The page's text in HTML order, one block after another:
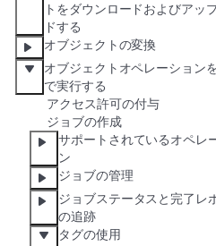
トをダウンロードおよびアッ
ドする
オブジェクトの変換
オブジェクトオペレーション
で実行する
アクセス許可の付与
ジョブの作成
サポートされているオペレ
ン
ジョブの管理
ジョブステータスと完了レ
の追跡
タグの使用